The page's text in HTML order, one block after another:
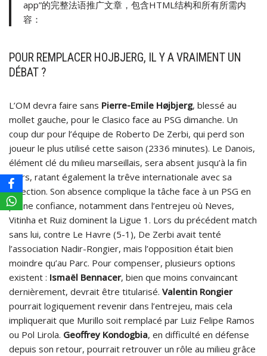
app”的完整法语推广文章，包含HTML结构和所有所需内
容：
POUR REMPLACER HOJBJERG, IL Y A VRAIMENT UN
DÉBAT ?
L’OM devra faire sans Pierre-Emile Højbjerg, blessé au
mollet gauche, pour le Clasico face au PSG dimanche. Un
coup dur pour l’équipe de Roberto De Zerbi, qui perd son
joueur le plus utilisé cette saison (2336 minutes). Le Danois,
élément clé du milieu marseillais, sera absent jusqu’à la fin
mars, ratant également la trêve internationale avec sa
sélection. Son absence complique la tâche face à un PSG en
pleine confiance, notamment dans l’entrejeu où Neves,
Vitinha et Ruiz dominent la Ligue 1. Lors du précédent match
sans lui, contre Le Havre (5-1), De Zerbi avait tenté
l’association Nadir-Rongier, mais l’opposition était bien
moindre qu’au Parc. Pour compenser, plusieurs options
existent : Ismaël Bennacer, bien que moins convaincant
dernièrement, devrait être titularisé. Valentin Rongier
pourrait logiquement revenir dans l’entrejeu, mais cela
impliquerait que Murillo soit remplacé par Luiz Felipe Ramos
ou Pol Lirola. Geoffrey Kondogbia, en difficulté en défense
depuis son retour, pourrait retrouver un rôle au milieu grâce